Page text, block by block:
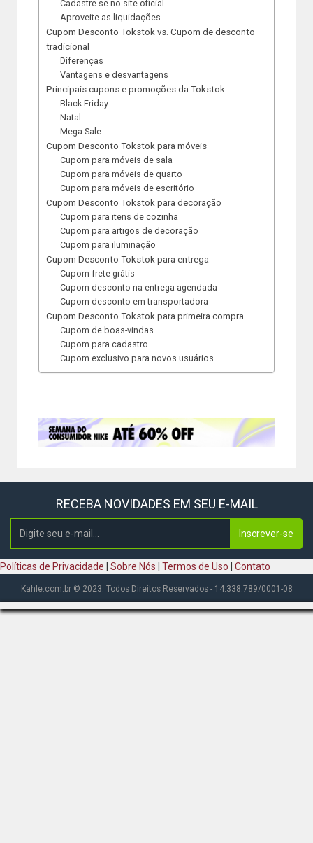
Cadastre-se no site oficial
Aproveite as liquidações
Cupom Desconto Tokstok vs. Cupom de desconto
tradicional
Diferenças
Vantagens e desvantagens
Principais cupons e promoções da Tokstok
Black Friday
Natal
Mega Sale
Cupom Desconto Tokstok para móveis
Cupom para móveis de sala
Cupom para móveis de quarto
Cupom para móveis de escritório
Cupom Desconto Tokstok para decoração
Cupom para itens de cozinha
Cupom para artigos de decoração
Cupom para iluminação
Cupom Desconto Tokstok para entrega
Cupom frete grátis
Cupom desconto na entrega agendada
Cupom desconto em transportadora
Cupom Desconto Tokstok para primeira compra
Cupom de boas-vindas
Cupom para cadastro
Cupom exclusivo para novos usuários
RECEBA NOVIDADES EM SEU E-MAIL
Inscrever-se
Políticas de Privacidade Sobre Nós Termos de Uso Contato
Kahle.com.br © 2023. Todos Direitos Reservados - 14.338.789/0001-08